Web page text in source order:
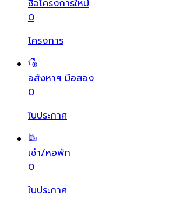
ซื้อโครงการใหม่
0
โครงการ
อสังหาฯ มือสอง
0
ใบประกาศ
เช่า/หอพัก
0
ใบประกาศ